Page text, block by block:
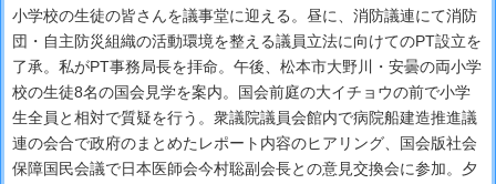
小学校の生徒の皆さんを議事堂に迎える。昼に、消防議連にて消防
団・自主防災組織の活動環境を整える議員立法に向けてのPT設立を
了承。私がPT事務局長を拝命。午後、松本市大野川・安曇の両小学
校の生徒8名の国会見学を案内。国会前庭の大イチョウの前で小学
生全員と相対で質疑を行う。衆議院議員会館内で病院船建造推進議
連の会合で政府のまとめたレポート内容のヒアリング、国会版社会
保障国民会議で日本医師会今村聡副会長との意見交換会に参加。夕